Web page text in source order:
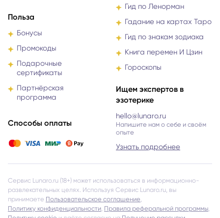
Польза
Бонусы
Промокоды
Подарочные
сертификаты
Партнёрская
программа
Способы оплаты
Гид по Ленорман
Гадание на картах Таро
Гид по знакам зодиака
Книга перемен И Цзин
Гороскопы
Ищем экспертов в
эзотерике
hello@lunaro.ru
Напишите нам о себе и своём
опыте
Узнать подробнее
Сервис Lunaro.ru (18+) может использоваться в информационно-
развлекательных целях. Используя Сервис Lunaro.ru, вы
принимаете Пользовательское соглашение,
Политику конфиденциальности, Правила реферальной программы,